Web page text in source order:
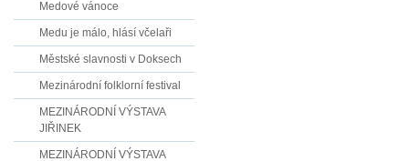
Medové vánoce
Medu je málo, hlásí včelaři
Městské slavnosti v Doksech
Mezinárodní folklorní festival
MEZINÁRODNÍ VÝSTAVA
JIŘINEK
MEZINÁRODNÍ VÝSTAVA